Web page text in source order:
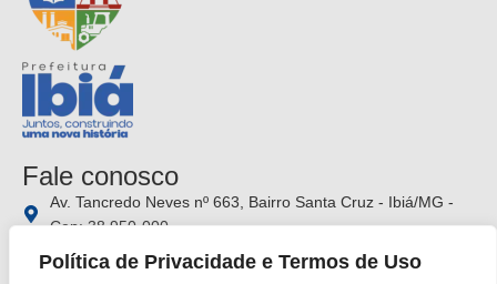
Política de Privacidade e Termos de Uso
Fale conosco
Av. Tancredo Neves nº 663, Bairro Santa Cruz - Ibiá/MG -
Cep: 38.950-000
(34) 3631-5750